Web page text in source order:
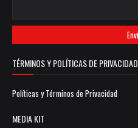
TÉRMINOS Y POLÍTICAS DE PRIVACIDAD
Políticas y Términos de Privacidad
MEDIA KIT